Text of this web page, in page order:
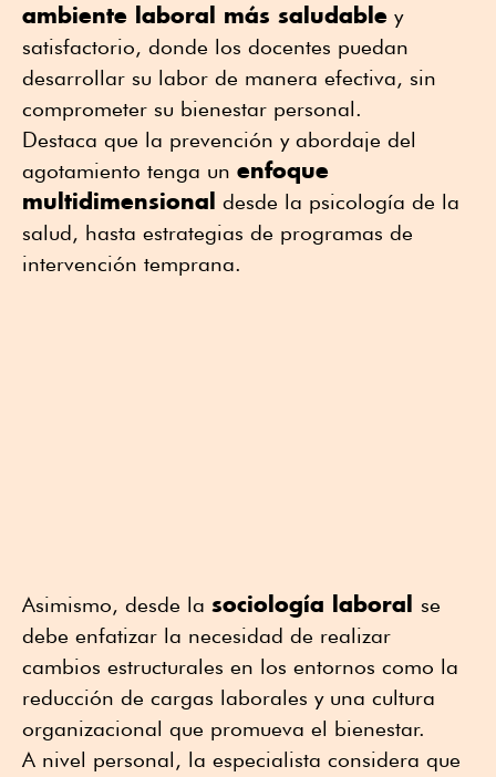
ambiente laboral más saludable y
satisfactorio, donde los docentes puedan
desarrollar su labor de manera efectiva, sin
comprometer su bienestar personal.
Destaca que la prevención y abordaje del
agotamiento tenga un enfoque
multidimensional desde la psicología de la
salud, hasta estrategias de programas de
intervención temprana.
Asimismo, desde la sociología laboral se
debe enfatizar la necesidad de realizar
cambios estructurales en los entornos como la
reducción de cargas laborales y una cultura
organizacional que promueva el bienestar.
A nivel personal, la especialista considera que